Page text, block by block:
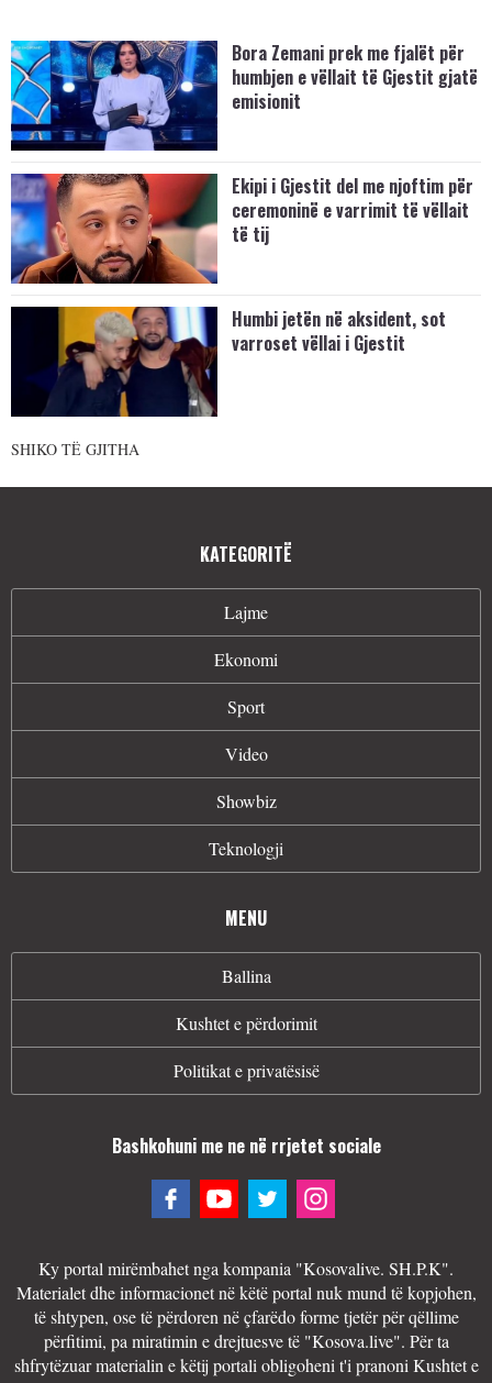
Bora Zemani prek me fjalët për
humbjen e vëllait të Gjestit gjatë
emisionit
Ekipi i Gjestit del me njoftim për
ceremoninë e varrimit të vëllait
të tij
Humbi jetën në aksident, sot
varroset vëllai i Gjestit
SHIKO TË GJITHA
KATEGORITË
Lajme
Ekonomi
Sport
Video
Showbiz
Teknologji
MENU
Ballina
Kushtet e përdorimit
Politikat e privatësisë
Bashkohuni me ne në rrjetet sociale
Ky portal mirëmbahet nga kompania "Kosovalive. SH.P.K".
Materialet dhe informacionet në këtë portal nuk mund të kopjohen,
të shtypen, ose të përdoren në çfarëdo forme tjetër për qëllime
përfitimi, pa miratimin e drejtuesve të "Kosova.live". Për ta
shfrytëzuar materialin e këtij portali obligoheni t'i pranoni Kushtet e